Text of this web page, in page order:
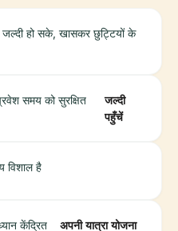
जल्दी हो सके, खासकर छुट्टियों के
समय को सुरक्षित
जल्दी
पहुँचें
विशाल है
केंद्रित
अपनी यात्रा योजना